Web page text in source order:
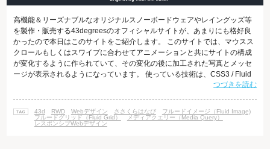
高機能＆リーズナブルなオリジナルスノーボードウェアやレイングッズ等
を製作・販売する43degreesのオフィシャルサイトが、あまりにも格好良
かったので本日はこのサイトをご紹介します。 このサイトでは、マウスス
クロールもしくはスワイプに合わせてアニメーションと共にサイトの構成
が変化するように作られていて、その変化の後に加工された写真とメッセ
ージが表示されるようになっています。 使っている技術は、CSS3 / Fluid
Grid / Fluid Image / HTML5 / jQuery / Media Queries / Web Fontなどなど。
Grid）」「フルードイメージ（Fluid Image）」「メデ
つづきを読む
43d RWD Webデザイン ささくらはなび
フルードイメージ（Fluid Image)
フルードグリッド（Fluid Grid）
メディアクエリー（Media Query）
レスポンシブWebデザイン